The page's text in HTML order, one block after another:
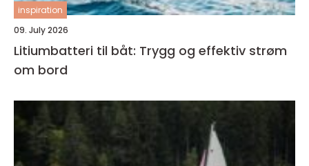
inspiration
09. July 2026
Litiumbatteri til båt: Trygg og effektiv strøm
om bord